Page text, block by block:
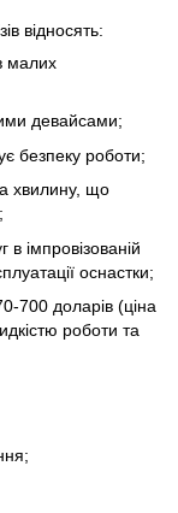
відносять:
малих
девайсами;
безпеку роботи;
хвилину, що
в імпровізованій
оснастки;
700 доларів (ціна
роботи та